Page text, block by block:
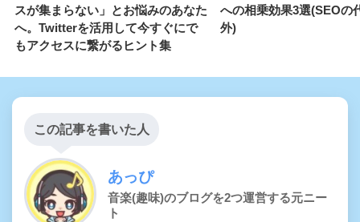
スが集まらない」とお悩みのあなた
へ。Twitterを活用して今すぐにで
もアクセスに繋がるヒント集
への相乗効果3選(SEOの
外)
この記事を書いた人
あっぴ
音楽(趣味)のブログを2つ運営する元ニー
ト